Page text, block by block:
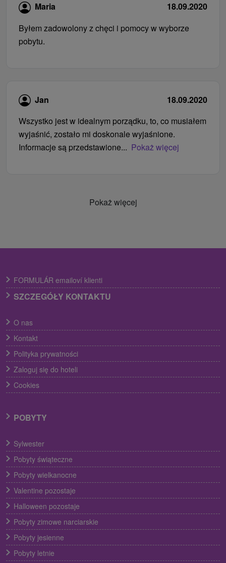
Maria
18.09.2020
Byłem zadowolony z chęci i pomocy w wyborze
pobytu.
Jan
18.09.2020
Wszystko jest w idealnym porządku, to, co musiałem
wyjaśnić, zostało mi doskonale wyjaśnione.
Informacje są przedstawione... Pokaż więcej
Pokaż więcej
FORMULÁR emailoví klienti
SZCZEGÓŁY KONTAKTU
O nas
Kontakt
Polityka prywatności
Zaloguj się do hoteli
Cookies
POBYTY
Sylwester
Pobyty świąteczne
Pobyty wielkanocne
Valentine pozostaje
Halloween pozostaje
Pobyty zimowe narciarskie
Pobyty jesienne
Pobyty letnie